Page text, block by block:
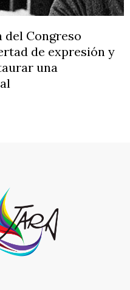
del Congreso
de expresión y
una